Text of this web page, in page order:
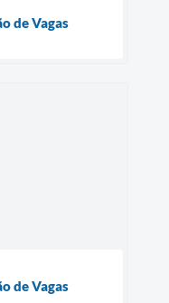
de Vagas
de Vagas